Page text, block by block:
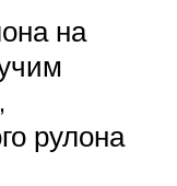
на
рулона